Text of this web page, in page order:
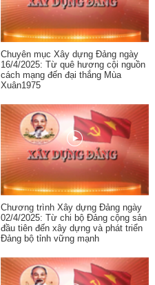
Chuyên mục Xây dựng Đảng ngày
16/4/2025: Từ quê hương cội nguồn
cách mạng đến đại thắng Mùa
Xuân1975
Chương trình Xây dựng Đảng ngày
02/4/2025: Từ chi bộ Đảng cộng sản
đầu tiên đến xây dựng và phát triển
Đảng bộ tỉnh vững mạnh